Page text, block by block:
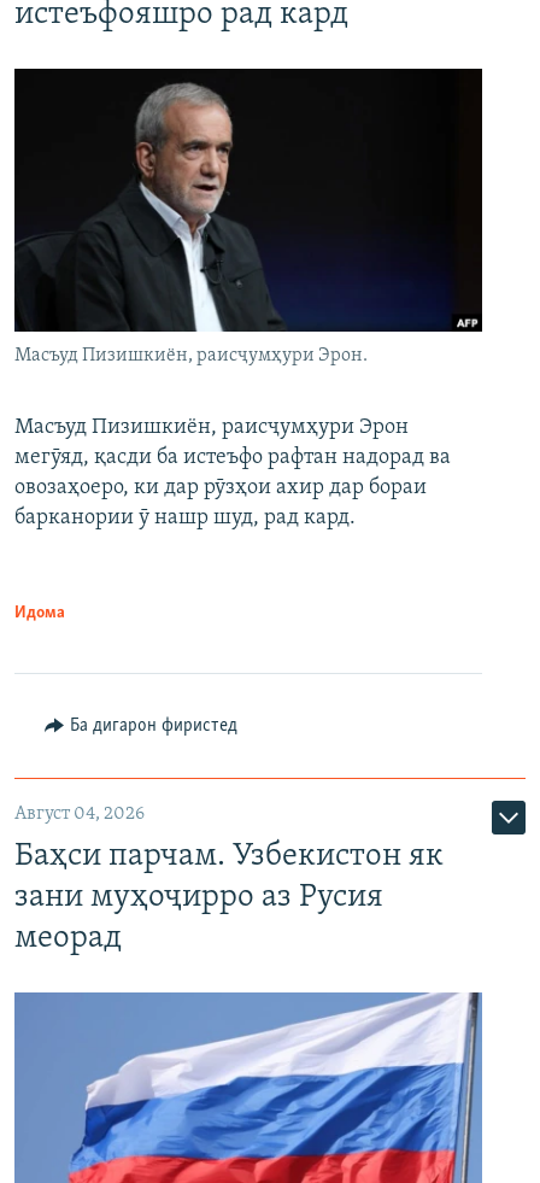
истеъфояшро рад кард
Масъуд Пизишкиён, раисҷумҳури Эрон.
Масъуд Пизишкиён, раисҷумҳури Эрон
мегӯяд, қасди ба истеъфо рафтан надорад ва
овозаҳоеро, ки дар рӯзҳои ахир дар бораи
барканории ӯ нашр шуд, рад кард.
Идома
Ба дигарон фиристед
Август 04, 2026
Баҳси парчам. Узбекистон як
зани муҳоҷирро аз Русия
меорад